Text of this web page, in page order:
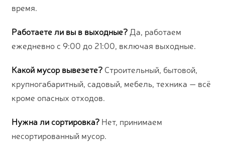
время.
Работаете ли вы в выходные? Да, работаем
ежедневно с 9:00 до 21:00, включая выходные.
Какой мусор вывезете? Строительный, бытовой,
крупногабаритный, садовый, мебель, техника — всё
кроме опасных отходов.
Нужна ли сортировка? Нет, принимаем
несортированный мусор.